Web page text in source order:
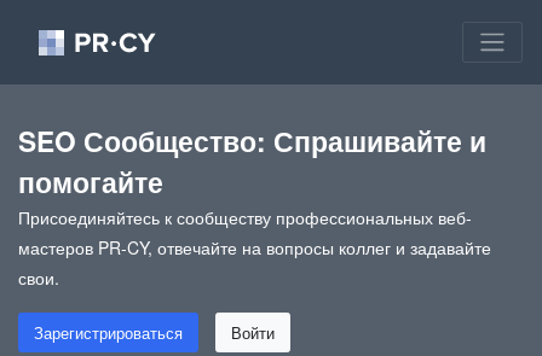
SEO Сообщество: Спрашивайте и
помогайте
Присоединяйтесь к сообществу профессиональных веб-
мастеров PR-CY, отвечайте на вопросы коллег и задавайте
свои.
Зарегистрироваться Войти